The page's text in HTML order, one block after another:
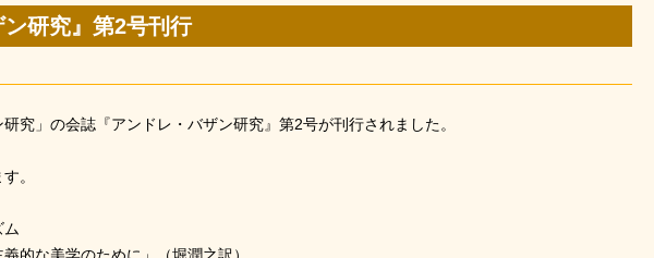
ン研究』第2号刊行
究」の会誌『アンドレ・バザン研究』第2号が刊行されました。
。
ム